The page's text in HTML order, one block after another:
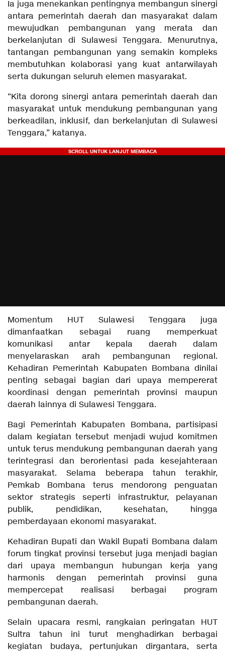
Ia juga menekankan pentingnya membangun sinergi
antara pemerintah daerah dan masyarakat dalam
mewujudkan pembangunan yang merata dan
berkelanjutan di Sulawesi Tenggara. Menurutnya,
tantangan pembangunan yang semakin kompleks
membutuhkan kolaborasi yang kuat antarwilayah
serta dukungan seluruh elemen masyarakat.
“Kita dorong sinergi antara pemerintah daerah dan
masyarakat untuk mendukung pembangunan yang
berkeadilan, inklusif, dan berkelanjutan di Sulawesi
Tenggara,” katanya.
Momentum HUT Sulawesi Tenggara juga
dimanfaatkan sebagai ruang memperkuat
komunikasi antar kepala daerah dalam
menyelaraskan arah pembangunan regional.
Kehadiran Pemerintah Kabupaten Bombana dinilai
penting sebagai bagian dari upaya mempererat
koordinasi dengan pemerintah provinsi maupun
daerah lainnya di Sulawesi Tenggara.
Bagi Pemerintah Kabupaten Bombana, partisipasi
dalam kegiatan tersebut menjadi wujud komitmen
untuk terus mendukung pembangunan daerah yang
terintegrasi dan berorientasi pada kesejahteraan
masyarakat. Selama beberapa tahun terakhir,
Pemkab Bombana terus mendorong penguatan
sektor strategis seperti infrastruktur, pelayanan
publik, pendidikan, kesehatan, hingga
pemberdayaan ekonomi masyarakat.
Kehadiran Bupati dan Wakil Bupati Bombana dalam
forum tingkat provinsi tersebut juga menjadi bagian
dari upaya membangun hubungan kerja yang
harmonis dengan pemerintah provinsi guna
mempercepat realisasi berbagai program
pembangunan daerah.
Selain upacara resmi, rangkaian peringatan HUT
Sultra tahun ini turut menghadirkan berbagai
kegiatan budaya, pertunjukan dirgantara, serta